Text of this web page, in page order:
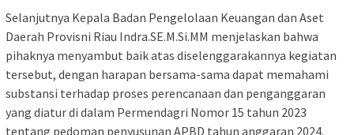
Selanjutnya Kepala Badan Pengelolaan Keuangan dan Aset
Daerah Provisni Riau Indra.SE.M.Si.MM menjelaskan bahwa
pihaknya menyambut baik atas diselenggarakannya kegiatan
tersebut, dengan harapan bersama-sama dapat memahami
substansi terhadap proses perencanaan dan penganggaran
yang diatur di dalam Permendagri Nomor 15 tahun 2023
tentang pedoman penyusunan APBD tahun anggaran 2024.